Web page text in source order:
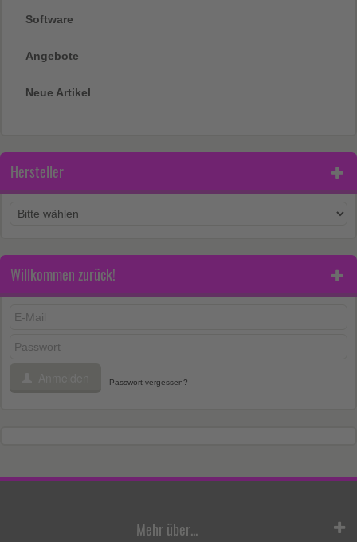
Software
Angebote
Neue Artikel
Hersteller
Willkommen zurück!
Passwort vergessen?
Mehr über...